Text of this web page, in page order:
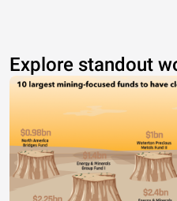
Explore standout